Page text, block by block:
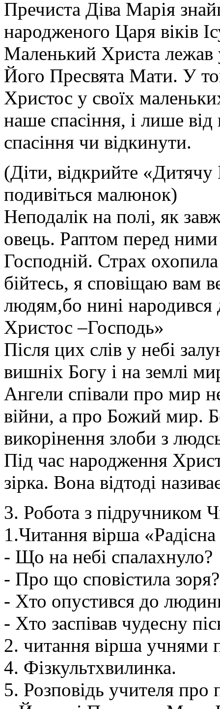
Пречиста Діва Марія
народженого Царя віків
Маленький Христа
Його Пресвята Мати. У
Христос у своїх
наше спасіння, і лише
спасіння чи відкинути.
(Діти, відкрийте «Дитячу
подивіться малюнок)
Неподалік на полі, як
овець. Раптом перед
Господній. Страх охопила
бійтесь, я сповіщаю вам
людям,бо нині народився
Христос –Господь»
Після цих слів у небі
вишніх Богу і на землі
Ангели співали про мир
війни, а про Божий мир.
викорінення злоби з
Під час народження
зірка. Вона відтоді
3. Робота з підручником
1.Читання вірша
- Що на небі спалахнуло?
- Про що сповістила зоря?
- Хто опустився до
- Хто заспівав чудесну
2. читання вірша учнями
4. Фізкультхвилинка.
5. Розповідь учителя про